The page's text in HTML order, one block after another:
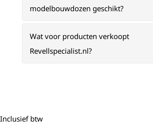
modelbouwdozen geschikt?
Wat voor producten verkoopt
Revellspecialist.nl?
Inclusief btw